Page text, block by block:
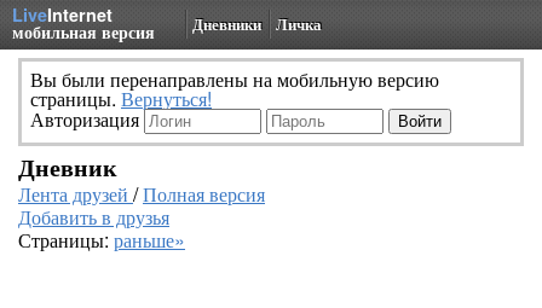
LiveInternet
мобильная версия Дневники Личка
Вы были перенаправлены на мобильную версию
страницы. Вернуться!
Авторизация
Дневник
Лента друзей /Полная версия
Добавить в друзья
Страницы: раньше»